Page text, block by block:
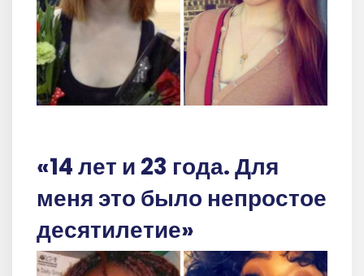
«14 лет и 23 года. Для
меня это было непростое
десятилетие»